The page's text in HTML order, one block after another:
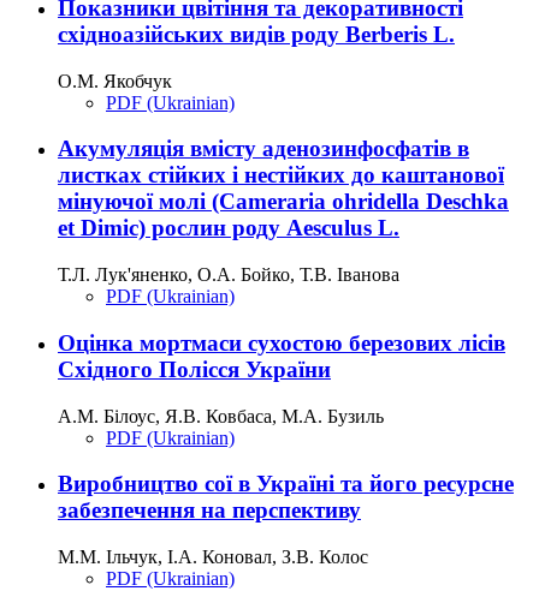
Показники цвітіння та декоративності
східноазійських видів роду Berberis L.
О.М. Якобчук
PDF (Ukrainian)
Акумуляція вмісту аденозинфосфатів в
листках стійких і нестійких до каштанової
мінуючої молі (Cameraria ohridella Deschka
et Dimic) рослин роду Aesculus L.
Т.Л. Лук'яненко, О.А. Бойко, Т.В. Іванова
PDF (Ukrainian)
Оцінка мортмаси сухостою березових лісів
Східного Полісся України
А.М. Білоус, Я.В. Ковбаса, М.А. Бузиль
PDF (Ukrainian)
Виробництво сої в Україні та його ресурсне
забезпечення на перспективу
М.М. Ільчук, І.А. Коновал, З.В. Колос
PDF (Ukrainian)